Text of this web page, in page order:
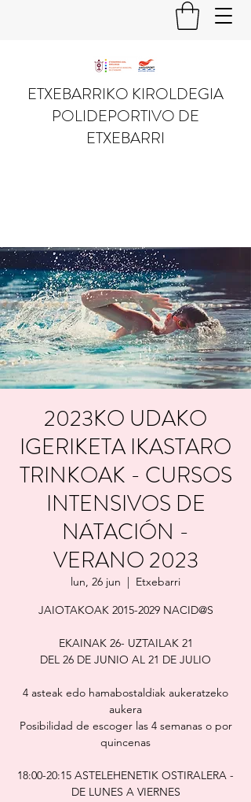
ETXEBARRIKO KIROLDEGIA
POLIDEPORTIVO DE
ETXEBARRI
2023KO UDAKO
IGERIKETA IKASTARO
TRINKOAK - CURSOS
INTENSIVOS DE
NATACIÓN -
VERANO 2023
lun, 26 jun
  |
Etxebarri
JAIOTAKOAK 2015-2029 NACID@S
EKAINAK 26- UZTAILAK 21
DEL 26 DE JUNIO AL 21 DE JULIO
4 asteak edo hamabostaldiak aukeratzeko
aukera
Posibilidad de escoger las 4 semanas o por
quincenas
18:00-20:15 ASTELEHENETIK OSTIRALERA -